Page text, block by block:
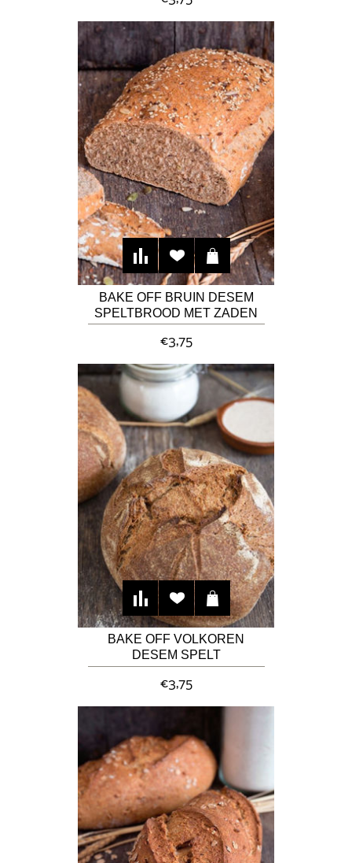
BAKE OFF BRUIN DESEM
SPELTBROOD MET ZADEN
€3,75
BAKE OFF VOLKOREN
DESEM SPELT
ROGGEBROOD
"GULICKERLAND"
€3,75